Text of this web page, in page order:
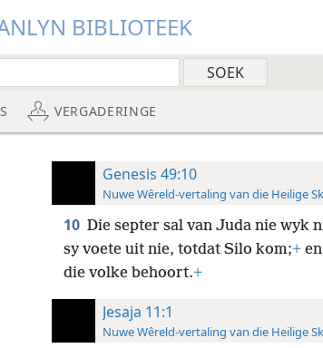
BIBLIOTEEK
VERGADERINGE
Genesis 49:10
Nuwe Wêreld-vertaling van die Heilige
10 Die septer sal van Juda nie wyk
sy voete uit nie, totdat Silo kom;+en
die volke behoort.+
Jesaja 11:1
Nuwe Wêreld-vertaling van die Heilige